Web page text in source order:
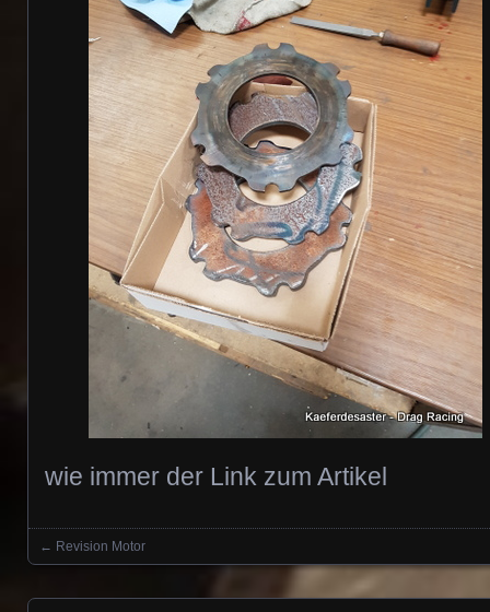
wie immer der Link zum Artikel
Posts navigation
← Revision Motor